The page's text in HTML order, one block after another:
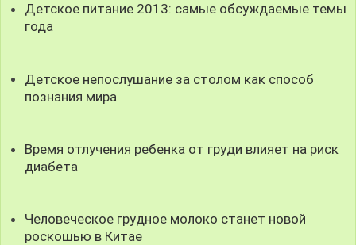
Детское питание 2013: самые обсуждаемые темы
года
Детское непослушание за столом как способ
познания мира
Время отлучения ребенка от груди влияет на риск
диабета
Человеческое грудное молоко станет новой
роскошью в Китае